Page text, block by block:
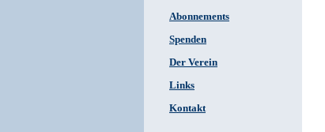
Abonnements
Spenden
Der Verein
Links
Kontakt